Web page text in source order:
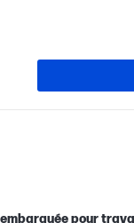
pour